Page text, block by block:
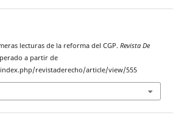
lecturas de la reforma del CGP. Revista De
a partir de
revistaderecho/article/view/555